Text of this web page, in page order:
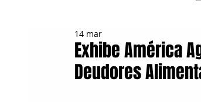
Exhibe América
Deudores
14 mar